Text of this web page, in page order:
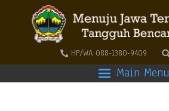
HP/WA 088-1380-9409
Main Menu